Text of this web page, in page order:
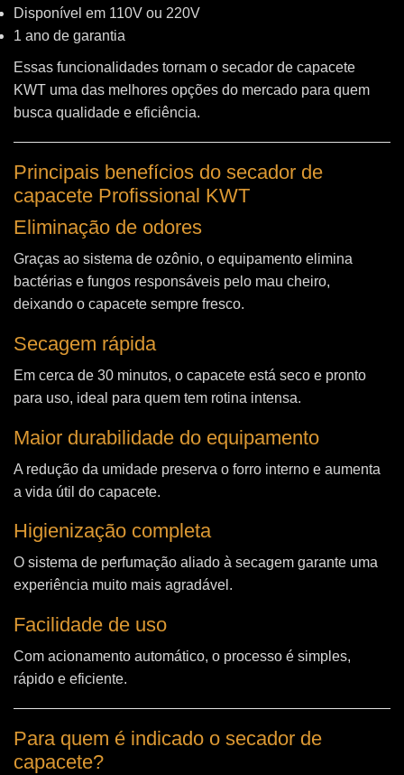
Disponível em 110V ou 220V
1 ano de garantia
Essas funcionalidades tornam o secador de capacete
KWT uma das melhores opções do mercado para quem
busca qualidade e eficiência.
Principais benefícios do secador de
capacete Profissional KWT
Eliminação de odores
Graças ao sistema de ozônio, o equipamento elimina
bactérias e fungos responsáveis pelo mau cheiro,
deixando o capacete sempre fresco.
Secagem rápida
Em cerca de 30 minutos, o capacete está seco e pronto
para uso, ideal para quem tem rotina intensa.
Maior durabilidade do equipamento
A redução da umidade preserva o forro interno e aumenta
a vida útil do capacete.
Higienização completa
O sistema de perfumação aliado à secagem garante uma
experiência muito mais agradável.
Facilidade de uso
Com acionamento automático, o processo é simples,
rápido e eficiente.
Para quem é indicado o secador de
capacete?